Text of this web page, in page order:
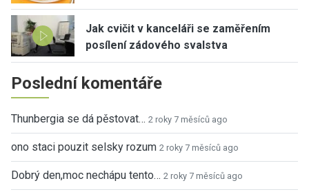
Jak cvičit v kanceláři se zaměřením
posílení zádového svalstva
Poslední komentáře
Thunbergia se dá pěstovat… 2 roky 7 měsíců ago
ono staci pouzit selsky rozum 2 roky 7 měsíců ago
Dobrý den,moc nechápu tento… 2 roky 7 měsíců ago